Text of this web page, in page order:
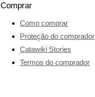
Comprar
Como comprar
Proteção do comprador
Catawiki Stories
Termos do comprador